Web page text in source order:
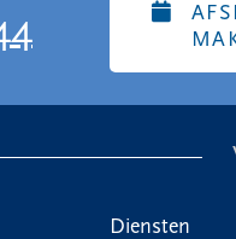
Diensten